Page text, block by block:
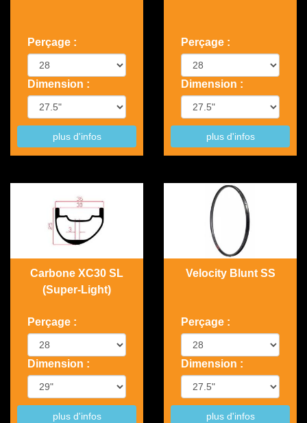
Perçage :
Dimension :
plus d'infos
Perçage :
Dimension :
plus d'infos
Carbone XC30 SL
(Super-Light)
Perçage :
Dimension :
plus d'infos
Velocity Blunt SS
Perçage :
Dimension :
plus d'infos